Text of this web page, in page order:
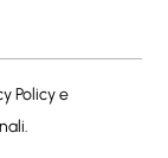
Policye